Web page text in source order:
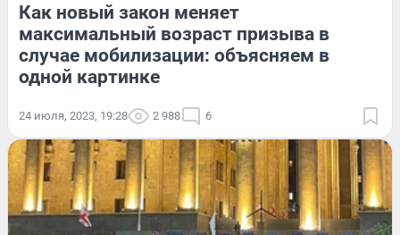
Как новый закон меняет
максимальный возраст призыва в
случае мобилизации: объясняем в
одной картинке
24 июля, 2023, 19:28 2 988 6